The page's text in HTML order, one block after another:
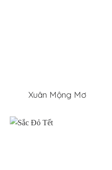
Xuân Mộng Mơ